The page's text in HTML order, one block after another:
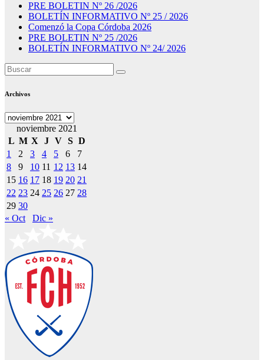
PRE BOLETIN Nº 26 /2026
BOLETÍN INFORMATIVO Nº 25 / 2026
Comenzó la Copa Córdoba 2026
PRE BOLETIN Nº 25 /2026
BOLETÍN INFORMATIVO Nº 24/ 2026
Archivos
Archivos
noviembre 2021
L M X J V S D
1
2 3 4 5 6
7
8
9 10 11 12 13 14
15 16 17 18 19 20 21
22 23 24 25 26 27 28
29 30
« Oct
Dic »